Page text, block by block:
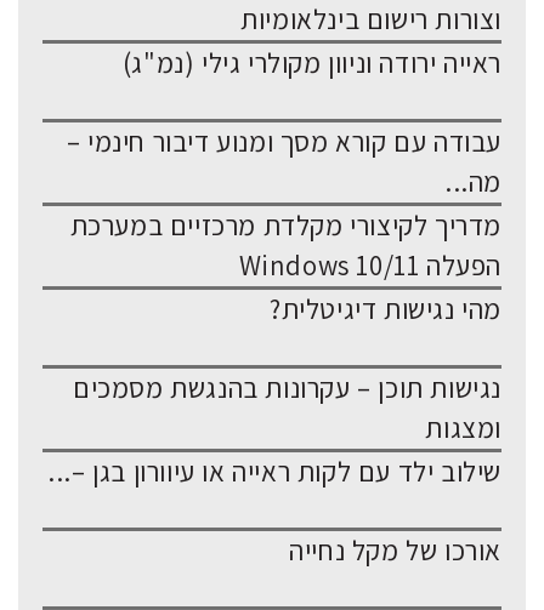
וצורות רישום בינלאומיות
ראייה ירודה וניוון מקולרי גילי (נמ"ג)
עבודה עם קורא מסך ומנוע דיבור חינמי –
מה...
מדריך לקיצורי מקלדת מרכזיים במערכת
הפעלה Windows 10/11
מהי נגישות דיגיטלית?
נגישות תוכן – עקרונות בהנגשת מסמכים
ומצגות
שילוב ילד עם לקות ראייה או עיוורון בגן –...
אורכו של מקל נחייה